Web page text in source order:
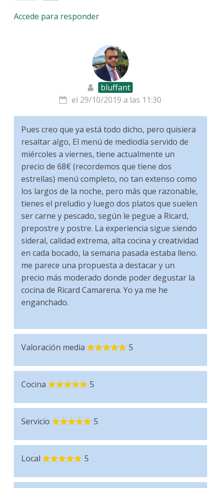
Accede para responder
bluffant
el 29/10/2019 a las 11:30
Pues creo que ya está todo dicho, pero quisiera
resaltar algo, El menú de mediodía servido de
miércoles a viernes, tiene actualmente un
precio de 68€ (recordemos que tiene dos
estrellas) menú completo, no tan extenso como
los largos de la noche, pero más que razonable,
tienes el preludio y luego dos platos que suelen
ser carne y pescado, según le pegue a Ricard,
prepostre y postre. La experiencia sigue siendo
sideral, calidad extrema, alta cocina y creatividad
en cada bocado, la semana pasada estaba lleno.
me parece una propuesta a destacar y un
precio más moderado donde poder degustar la
cocina de Ricard Camarena. Yo ya me he
enganchado.
Valoración media 5
Cocina 5
Servicio 5
Local 5